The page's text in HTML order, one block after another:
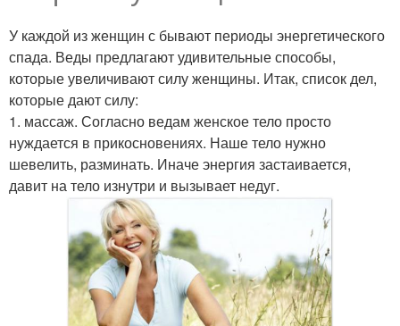
У каждой из женщин с бывают периоды энергетического
спада. Веды предлагают удивительные способы,
которые увеличивают силу женщины. Итак, список дел,
которые дают силу:
1. массаж. Согласно ведам женское тело просто
нуждается в прикосновениях. Наше тело нужно
шевелить, разминать. Иначе энергия застаивается,
давит на тело изнутри и вызывает недуг.